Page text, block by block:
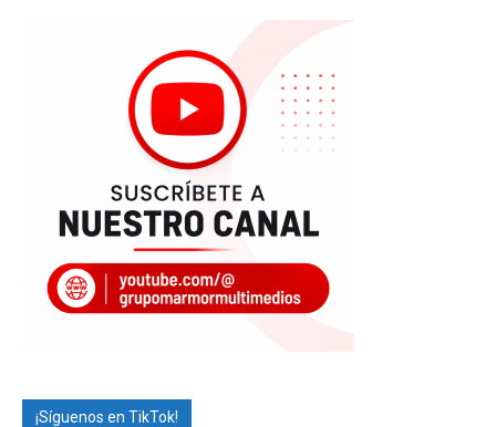
¡Síguenos en TikTok!